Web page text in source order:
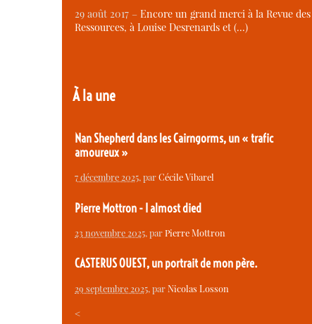
29 août 2017 – Encore un grand merci à la Revue des
Ressources, à Louise Desrenards et (…)
À la une
Nan Shepherd dans les Cairngorms, un « trafic
amoureux »
7 décembre 2025, parCécile Vibarel
Pierre Mottron - I almost died
23 novembre 2025, parPierre Mottron
CASTERUS OUEST, un portrait de mon père.
29 septembre 2025, parNicolas Losson
<